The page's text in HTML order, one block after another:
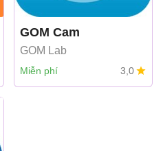
GOM Cam
GOM Lab
Miễn phí 3,0